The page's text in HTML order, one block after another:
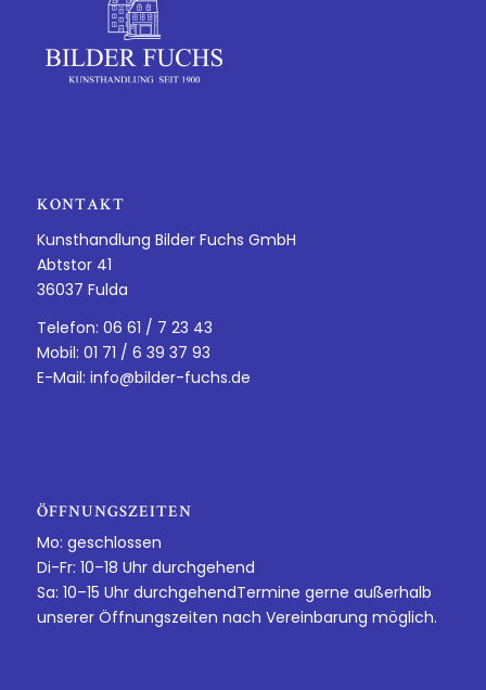
KONTAKT
Kunsthandlung Bilder Fuchs GmbH
Abtstor 41
36037 Fulda
Telefon: 06 61 / 7 23 43
Mobil: 01 71 / 6 39 37 93
E-Mail: info@bilder-fuchs.de
ÖFFNUNGSZEITEN
Mo: geschlossen
Di-Fr: 10–18 Uhr durchgehend
Sa: 10–15 Uhr durchgehendTermine gerne außerhalb
unserer Öffnungszeiten nach Vereinbarung möglich.